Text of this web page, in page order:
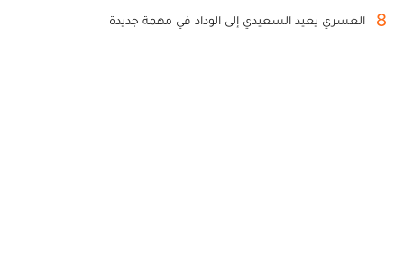
8 العسري يعيد السعيدي إلى الوداد في مهمة جديدة